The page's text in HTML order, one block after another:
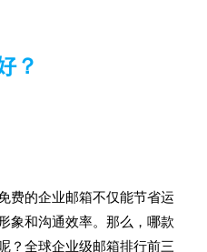
？
费的企业邮箱不仅能节省运
象和沟通效率。那么，哪款
？全球企业级邮箱排行前三